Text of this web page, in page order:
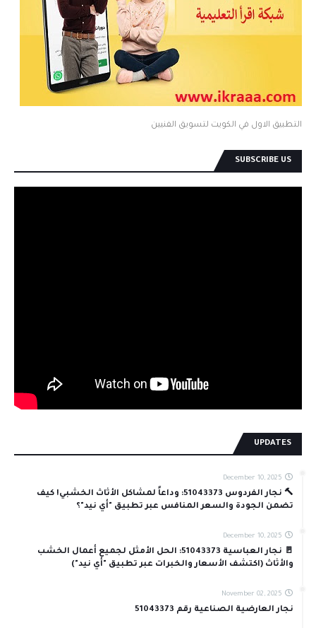
التطبيق الاول في الكويت لتسويق الفنيين
SUBSCRIBE US
UPDATES
December 10, 2025
🔨 نجار الفردوس 51043373: وداعاً لمشاكل الأثاث الخشبي! كيف
تضمن الجودة والسعر المنافس عبر تطبيق "أي نيد"؟
December 10, 2025
🚪 نجار العباسية 51043373: الحل الأمثل لجميع أعمال الخشب
والأثاث (اكتشف الأسعار والخبرات عبر تطبيق "أي نيد")
November 02, 2025
نجار العارضية الصناعية رقم 51043373